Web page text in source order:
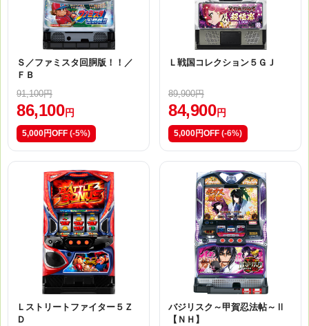
Ｓ／ファミスタ回胴版！！／
ＦＢ
91,100円
86,100 円
5,000円OFF (-5%)
Ｌ戦国コレクション５ＧＪ
89,900円
84,900 円
5,000円OFF (-6%)
Ｌストリートファイター５Ｚ
Ｄ
バジリスク～甲賀忍法帖～Ⅱ
【ＮＨ】